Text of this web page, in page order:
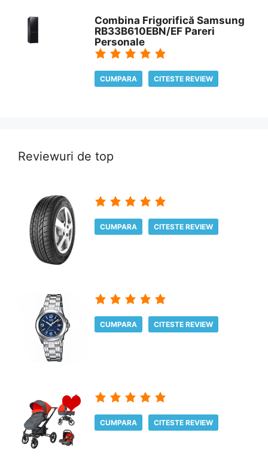
Combina Frigorifică Samsung
RB33B610EBN/EF Pareri
Personale
CUMPARA CITESTE REVIEW
Reviewuri de top
CUMPARA CITESTE REVIEW
CUMPARA CITESTE REVIEW
CUMPARA CITESTE REVIEW